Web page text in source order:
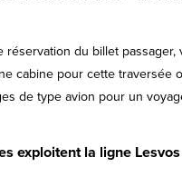
réservation du billet passager,
cabine pour cette traversée
de type avion pour un
exploitent la ligne